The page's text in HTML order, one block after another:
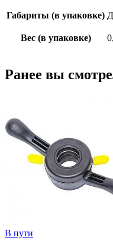
Габариты (в упаковке)
Вес (в упаковке)
Ранее вы
В пути